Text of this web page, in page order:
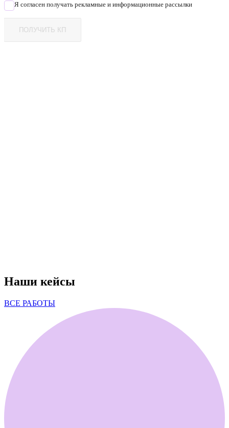
Я согласен получать рекламные и информационные рассылки
Наши кейсы
ВСЕ РАБОТЫ